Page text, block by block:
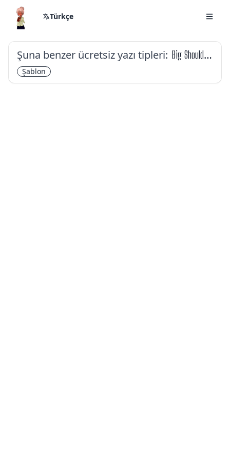
Türkçe
Şuna benzer ücretsiz yazı tipleri: Big Shoulders Stencil Display
Şablon